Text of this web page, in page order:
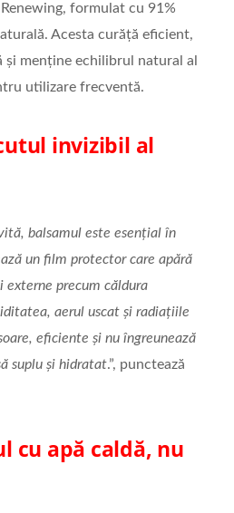
formulat cu 91%
Acesta curăță eficient,
și menține echilibrul natural al
utilizare frecventă.
invizibil al
balsamul este esențial în
un film protector care apără
externe precum căldura
aerul uscat și radiațiile
eficiente și nu îngreunează
suplu și hidratat.”, punctează
cu apă caldă, nu